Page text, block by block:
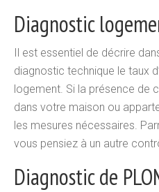
Diagnostic
Il est essentiel de décrire
diagnostic technique le taux
logement. Si la présence de
dans votre maison ou
les mesures nécessaires.
vous pensiez à un autre
Diagnostic de